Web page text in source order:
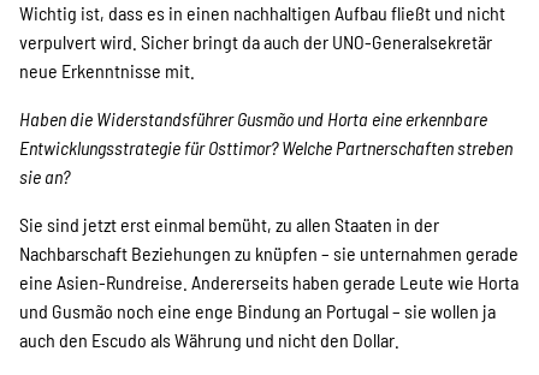
Wichtig ist, dass es in einen nachhaltigen Aufbau fließt und nicht
verpulvert wird. Sicher bringt da auch der UNO-Generalsekretär
neue Erkenntnisse mit.
Haben die Widerstandsführer Gusmão und Horta eine erkennbare
Entwicklungsstrategie für Osttimor? Welche Partnerschaften streben
sie an?
Sie sind jetzt erst einmal bemüht, zu allen Staaten in der
Nachbarschaft Beziehungen zu knüpfen – sie unternahmen gerade
eine Asien-Rundreise. Andererseits haben gerade Leute wie Horta
und Gusmão noch eine enge Bindung an Portugal – sie wollen ja
auch den Escudo als Währung und nicht den Dollar.